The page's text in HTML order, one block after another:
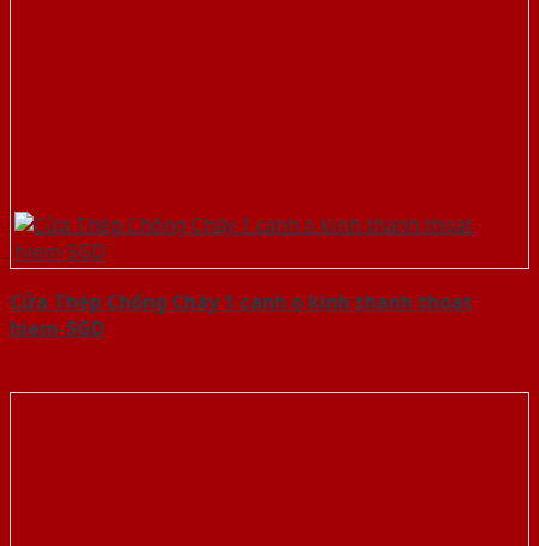
Cửa Thép Chống Cháy 1 canh o kinh thanh thoat
hiem-SGD